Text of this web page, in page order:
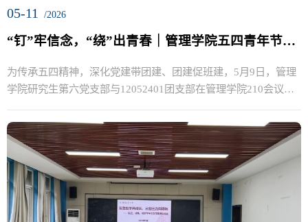
05-11 /2026
“钉”牢信念，“绕”出青春｜管理学院五四青年节党团共建活动圆满举办
为传承五四精神，深化党建带团建、团建促班建，5月9日，管理
学院研究生第六党支部与12052401团支部在管理学院210会议室